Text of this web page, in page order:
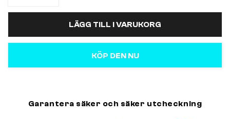
LÄGG TILL I VARUKORG
KÖP DEN NU
Garantera säker och säker utcheckning